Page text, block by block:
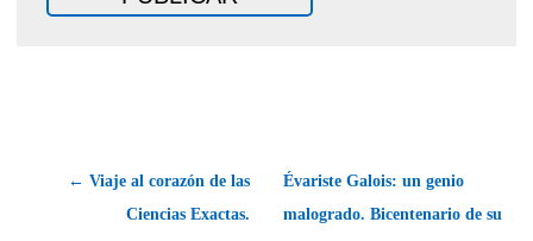
← Viaje al corazón de las
Ciencias Exactas.
Évariste Galois: un genio
malogrado. Bicentenario de su